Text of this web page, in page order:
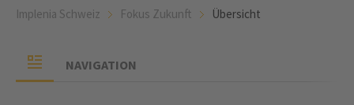
Implenia Schweiz Fokus Zukunft Übersicht
NAVIGATION